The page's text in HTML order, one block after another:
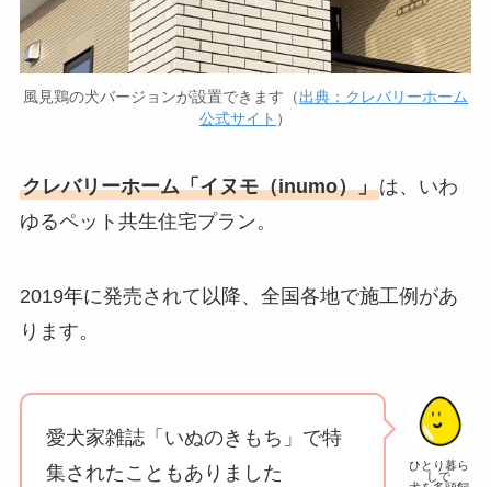
風見鶏の犬バージョンが設置できます（出典：クレバリーホーム
公式サイト ）
クレバリーホーム「イヌモ（inumo）」は、いわ
ゆるペット共生住宅プラン。
2019年に発売されて以降、全国各地で施工例があ
ります。
ひとり暮ら
しで
愛犬家雑誌「いぬのきもち」で特
集されたこともありました